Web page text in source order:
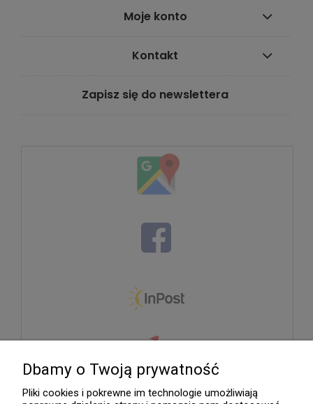
Moje konto
Kontakt
Zapisz się do newslettera
Dbamy o Twoją prywatność
Pliki cookies i pokrewne im technologie umożliwiają